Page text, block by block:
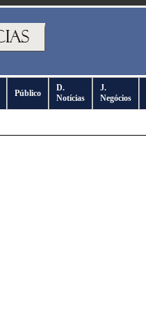
Público
D.
Notícias
J.
Negócios